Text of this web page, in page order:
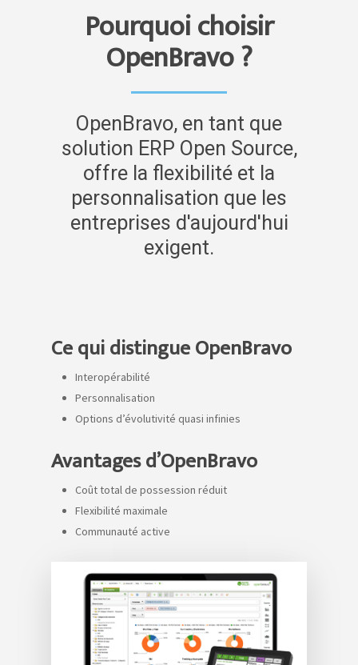
Pourquoi choisir
OpenBravo ?
OpenBravo, en tant que
solution ERP Open Source,
offre la flexibilité et la
personnalisation que les
entreprises d'aujourd'hui
exigent.
Ce qui distingue OpenBravo
Interopérabilité
Personnalisation
Options d’évolutivité quasi infinies
Avantages d’OpenBravo
Coût total de possession réduit
Flexibilité maximale
Communauté active